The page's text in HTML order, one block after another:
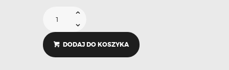
DODAJ DO KOSZYKA